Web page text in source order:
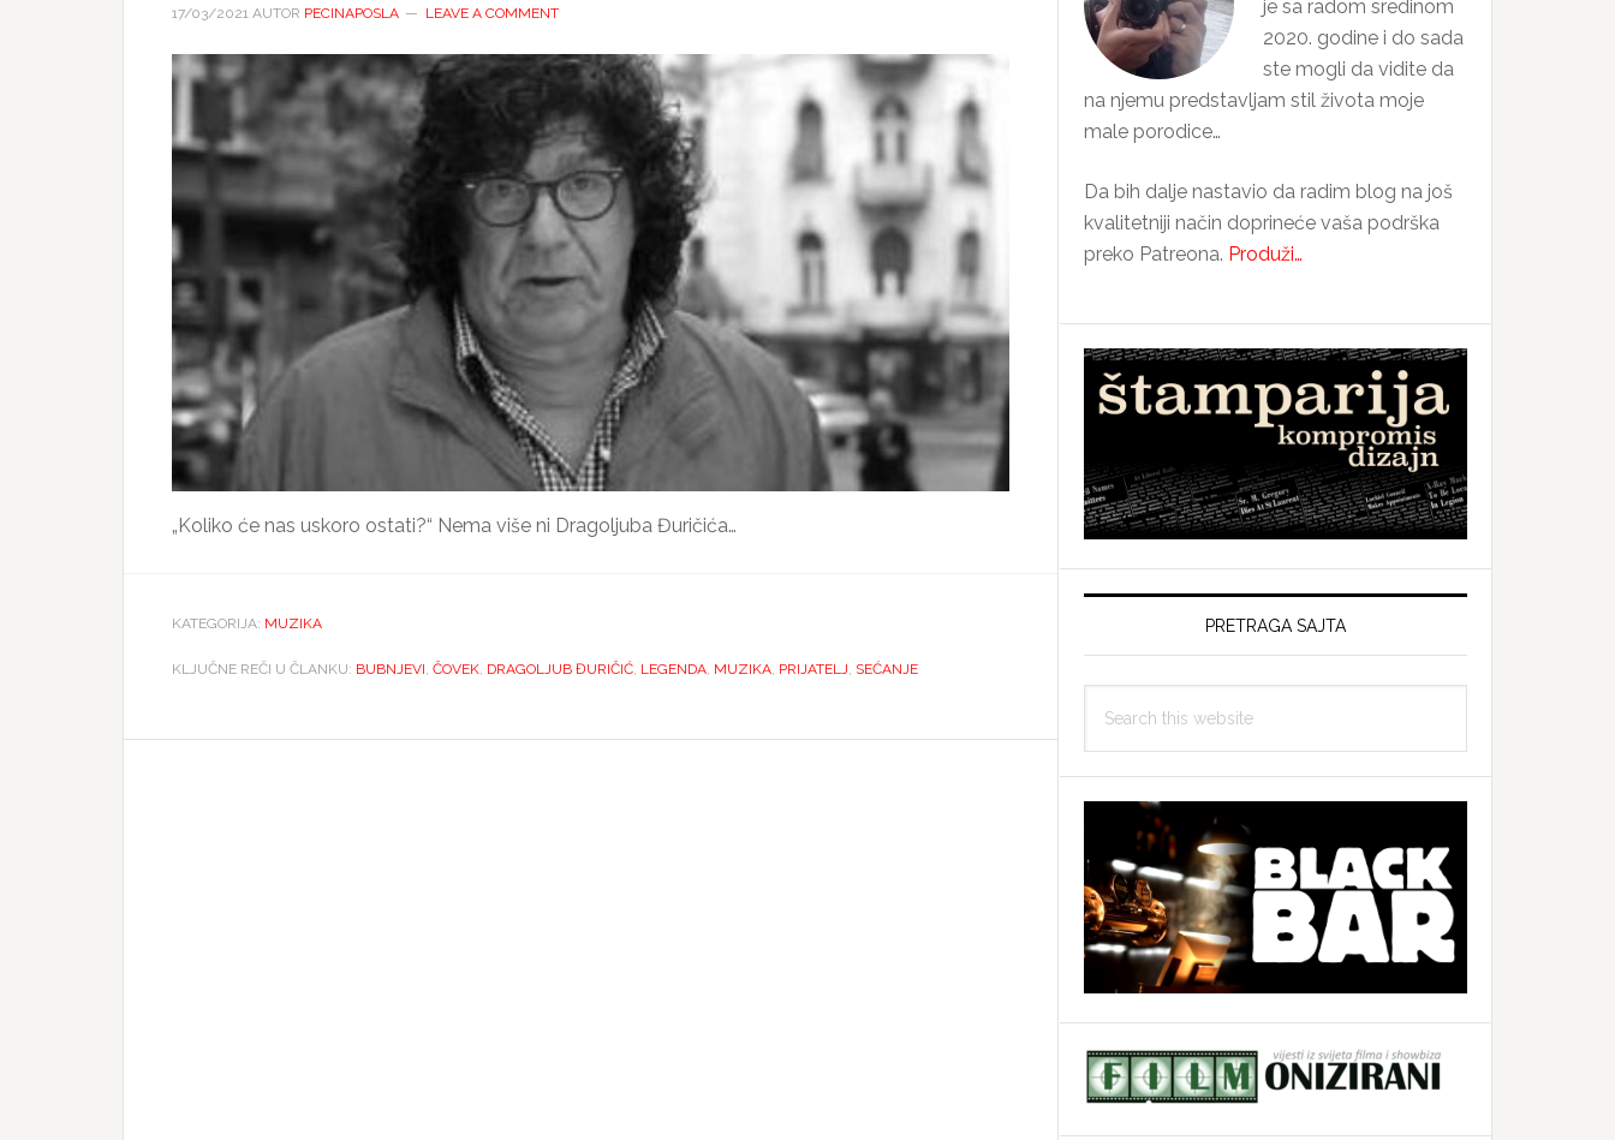
17/03/2021 AUTOR PECINAPOSLA LEAVE A COMMENT
„Koliko će nas uskoro ostati?“ Nema više ni Dragoljuba Đuričića…
KATEGORIJA: MUZIKA
KLJUČNE REČI U ČLANKU: BUBNJEVI, ČOVEK, DRAGOLJUB ĐURIČIĆ, LEGENDA, MUZIKA, PRIJATELJ, SEĆANJE
je sa radom sredinom
2020. godine i do sada
ste mogli da vidite da
na njemu predstavljam stil života moje
male porodice…
Da bih dalje nastavio da radim blog na još
kvalitetniji način doprineće vaša podrška
preko Patreona. Produži…
PRETRAGA SAJTA
this